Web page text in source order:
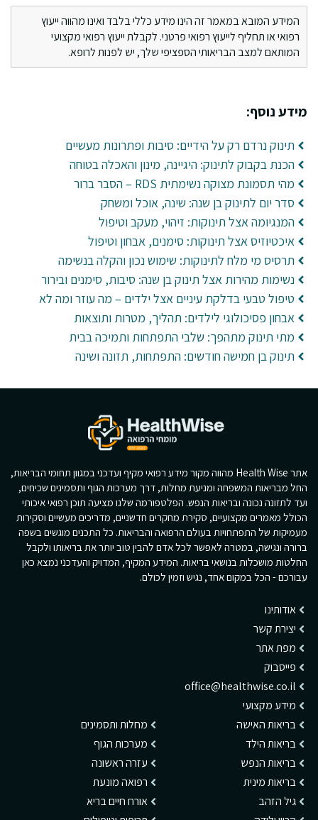
המידע המובא במאמר זה הינו מידע כללי בלבד ואינו מהווה ייעוץ
רפואי או תחליף לייעוץ רפואי פרטני. לקבלת ייעוץ רפואי מקצועי
המותאם למצב הבריאותי הספציפי שלך, יש לפנות לרופא.
מידע נוסף:
תינוק נרדם רק על הידיים: סיבות ופתרונות מעשיים
הכנת בקבוק לתינוק: היגיינה, מינון והאכלה בטוחה
מהי תסמונת מצוקה נשימתית RDS – הסבר ברור
סדר יום לתינוק בן שנה: שינה, אוכל ומשחק
המנגיומה אצל תינוקות: זיהוי, מעקב וטיפול
איכטיוזיס אצל תינוקות: סימנים, אבחון וטיפול
תרסיס מי מלח לתינוקות: שימוש נכון והקלה בנשימה
נשימות מהירות אצל תינוק בן שנה: סיבות, סימנים ובירור
טיפול טבעי בדלקת עיניים אצל ילדים – מה עוזר ומה לא
אבחון פסיכולוגי לילדים: תהליך, מטרות ותוצאות
מתי תינוק מתהפך: שלבי התפתחות ותמיכה בבית
תינוק בן חמישה חודשים: התפתחות, תזונה ושינה
אתר Health Wise מהווה מקור מידע רפואי מקיף ועדכני במגוון תחומי הבריאות,
החל מבריאות המשפחה ומניעת מחלות, דרך מערכות הגוף ותסמינים שכיחים,
ועד לתזונה נכונה ובריאות הנפש. הפלטפורמה שלנו מציעה תוכן רפואי איכותי
הכולל מאמרים מקצועיים, סקירת מחקרים חדשניים, מדריכים מעשיים וסקירות
מעמיקות של התפתחויות בעולם הרפואה והבריאות. כל התכנים מוגשים בשפה
ברורה ונגישה, במטרה לאפשר לכל אדם להבין טוב יותר את בריאותו ולקבל
החלטות מושכלות בנושאי בריאות. המידע המקיף, המדויק והעדכני נמצא כאן
עבורכם - הכל במקום אחד, נגיש וזמין לכולם.
אודותינו
יצירת קשר
מפת אתר
פייסבוק
office@healthwise.co.il
מידע מקצועי
בריאות האישה
בריאות הילד
בריאות הנפש
בריאות מינית
גיל הזהב
מחלות ותסמינים
מערכות הגוף
עזרה ראשונה
רפואה מונעת
אורח חיים בריא